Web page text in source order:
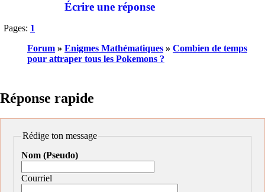
Écrire une réponse
Pages: 1
Forum » Enigmes Mathématiques » Combien de temps
pour attraper tous les Pokemons ?
Réponse rapide
Rédige ton message
Nom (Pseudo)
Courriel